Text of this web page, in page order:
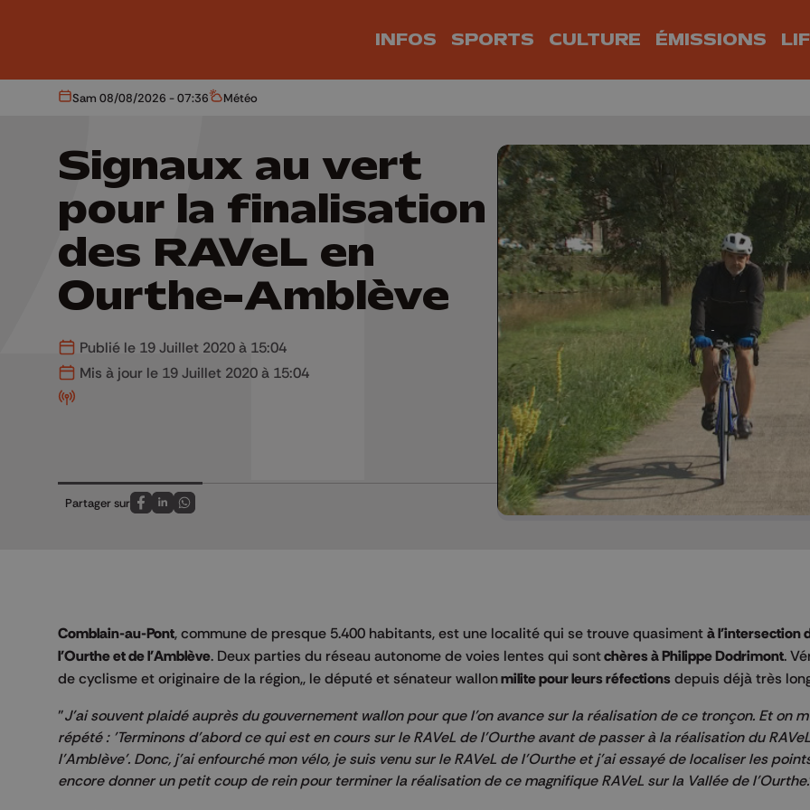
INFOS SPORTS CULTURE ÉMISSIONS
Aujourd'hui
Sam 08/08/2026 - 07:36 Météo
Météo
Signaux au vert
pour la finalisation
des RAVeL en
Ourthe-Amblève
Publié le 19 Juillet 2020 à 15:04
Mis à jour le 19 Juillet 2020 à 15:04
Partager sur
Partagez sur FaceBook
Partagez sur LinkedIn
Partagez sur Whatsapp
Comblain-au-Pont, commune de presque 5.400 habitants, est une localité qui se trouve quasiment à l'intersection
l'Ourthe et de l'Amblève. Deux parties du réseau autonome de voies lentes qui sontchères à Philippe Dodrimont.
de cyclisme et originaire de la région,, le député et sénateur wallonmilite pour leurs réfections depuis déjà très
"J'ai souvent plaidé auprès du gouvernement wallon pour que l'on avance sur la réalisation de ce tronçon. Et on
répété : 'Terminons d'abord ce qui est en cours sur le RAVeL de l'Ourthe avant de passer à la réalisation du
l'Amblève'. Donc, j'ai enfourché mon vélo, je suis venu sur le RAVeL de l'Ourthe et j'ai essayé de localiser les
encore donner un petit coup de rein pour terminer la réalisation de ce magnifique RAVeL sur la Vallée de l'Ourthe.